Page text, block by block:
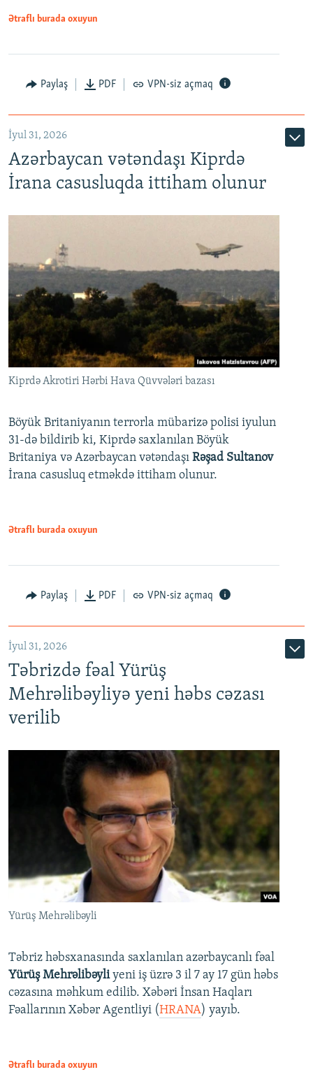
Ətraflı burada oxuyun
Paylaş PDF VPN-siz açmaq
İyul 31, 2026
Azərbaycan vətəndaşı Kiprdə
İrana casusluqda ittiham olunur
Kiprdə Akrotiri Hərbi Hava Qüvvələri bazası
Böyük Britaniyanın terrorla mübarizə polisi iyulun
31-də bildirib ki, Kiprdə saxlanılan Böyük
Britaniya və Azərbaycan vətəndaşı Rəşad Sultanov
İrana casusluq etməkdə ittiham olunur.
Ətraflı burada oxuyun
Paylaş PDF VPN-siz açmaq
İyul 31, 2026
Təbrizdə fəal Yürüş
Mehrəlibəyliyə yeni həbs cəzası
verilib
Yürüş Mehrəlibəyli
Təbriz həbsxanasında saxlanılan azərbaycanlı fəal
Yürüş Mehrəlibəyliyeni iş üzrə 3 il 7 ay 17 gün həbs
cəzasına məhkum edilib. Xəbəri İnsan Haqları
Fəallarının Xəbər Agentliyi (HRANA) yayıb.
Ətraflı burada oxuyun